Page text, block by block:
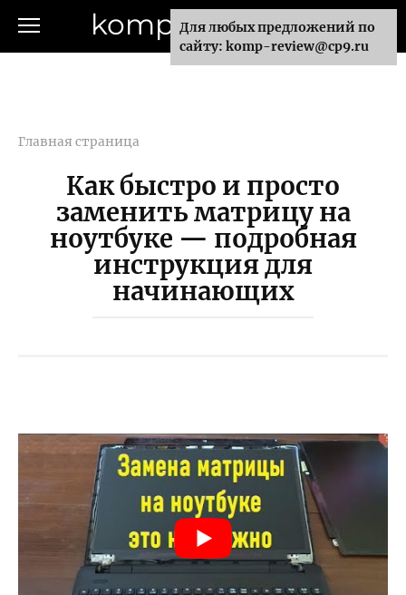
контенту
komp-review.ru
Главная страница
Как быстро и просто
заменить матрицу на
ноутбуке — подробная
инструкция для
начинающих
Для любых предложений по
сайту: komp-review@cp9.ru